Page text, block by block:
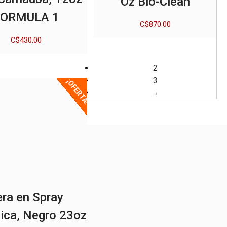
1
C$430.00
C$870.00
¡OFERTA!
en Spray
Negro 23oz
2
3
→